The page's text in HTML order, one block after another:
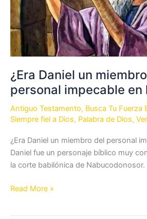
¿Era Daniel un
personal impecable en
Antiguo Testamento, Busca Tu Fuerza
Siempre fiel a Dios, Palabra de Dios,
¿Era Daniel un miembro del personal
Daniel fue un personaje bíblico muy
la corte babilónica de
¿Era
Read More »